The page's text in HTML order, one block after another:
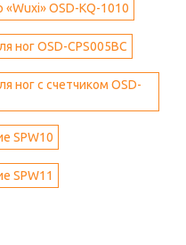
OSD-KQ-1010
ног OSD-CPS005BC
ног с счетчиком OSD-
SPW10
SPW11